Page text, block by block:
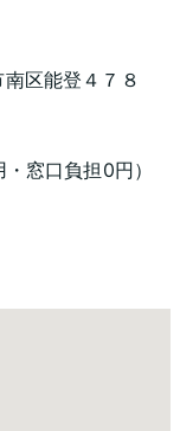
区能登４７８
窓口負担0円）